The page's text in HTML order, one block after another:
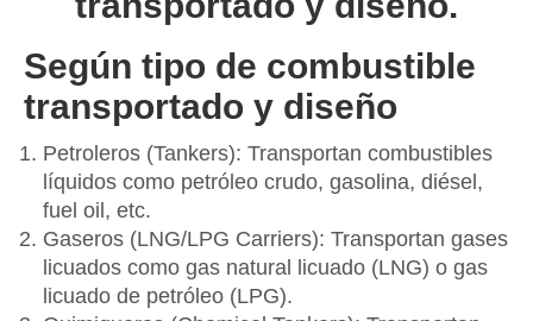
Según tipo de combustible
transportado y diseño
Petroleros (Tankers): Transportan combustibles
líquidos como petróleo crudo, gasolina, diésel,
fuel oil, etc.
Gaseros (LNG/LPG Carriers): Transportan gases
licuados como gas natural licuado (LNG) o gas
licuado de petróleo (LPG).